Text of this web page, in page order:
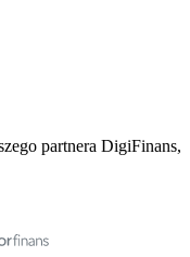
partnera DigiFinans,